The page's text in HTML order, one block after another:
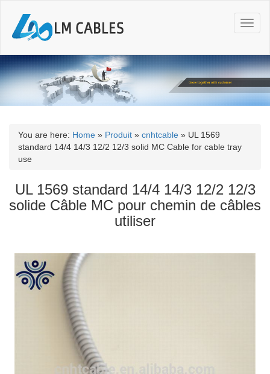
T
o
g
l
n
a
o
n
You are here: Home » Produit » cnhtcable » UL 1569
standard 14/4 14/3 12/2 12/3 solid MC Cable for cable tray
use
UL 1569 standard 14/4 14/3 12/2 12/3
solide Câble MC pour chemin de câbles
utiliser